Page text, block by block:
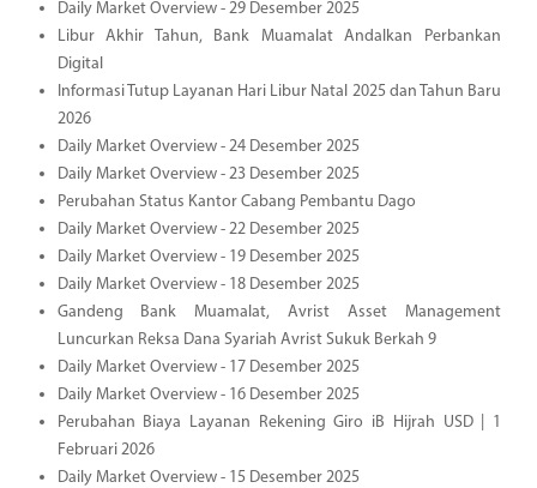
Daily Market Overview - 29 Desember 2025
Libur Akhir Tahun, Bank Muamalat Andalkan Perbankan
Digital
Informasi Tutup Layanan Hari Libur Natal 2025 dan Tahun Baru
2026
Daily Market Overview - 24 Desember 2025
Daily Market Overview - 23 Desember 2025
Perubahan Status Kantor Cabang Pembantu Dago
Daily Market Overview - 22 Desember 2025
Daily Market Overview - 19 Desember 2025
Daily Market Overview - 18 Desember 2025
Gandeng Bank Muamalat, Avrist Asset Management
Luncurkan Reksa Dana Syariah Avrist Sukuk Berkah 9
Daily Market Overview - 17 Desember 2025
Daily Market Overview - 16 Desember 2025
Perubahan Biaya Layanan Rekening Giro iB Hijrah USD | 1
Februari 2026
Daily Market Overview - 15 Desember 2025